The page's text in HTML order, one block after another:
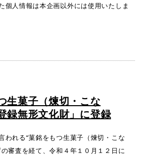
個人情報は本企画以外には使用いたしま
生菓子（煉切・こな
録無形文化財」に登録
われる“菓銘をもつ生菓子（煉切・こな
審査を経て、令和４年１０月１２日に